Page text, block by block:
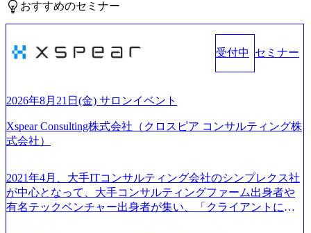
おすすめのセミナー
受付中 セミナー
2026年8月21日(金) サロンイベント
Xspear Consulting株式会社（クロスピア コンサルティング株
式会社）
2021年4月、大手ITコンサルティング会社のシンプレクス社
が中心となって、大手コンサルティングファーム出身者や
有名テックベンチャー出身者が集い、「クライアントにと